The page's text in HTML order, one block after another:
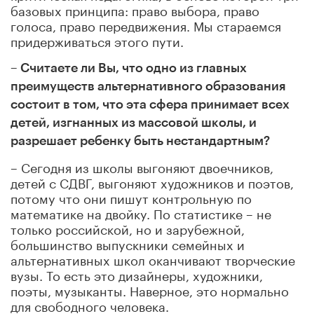
базовых принципа: право выбора, право
голоса, право передвижения. Мы стараемся
придерживаться этого пути.
– Считаете ли Вы, что одно из главных
преимуществ альтернативного образования
состоит в том, что эта сфера принимает всех
детей, изгнанных из массовой школы, и
разрешает ребенку быть нестандартным?
– Сегодня из школы выгоняют двоечников,
детей с СДВГ, выгоняют художников и поэтов,
потому что они пишут контрольную по
математике на двойку. По статистике – не
только российской, но и зарубежной,
большинство выпускники семейных и
альтернативных школ оканчивают творческие
вузы. То есть это дизайнеры, художники,
поэты, музыканты. Наверное, это нормально
для свободного человека.